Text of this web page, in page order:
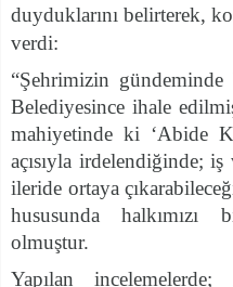
duyduklarını belirterek,
verdi:
“Şehrimizin
Belediyesince ihale
mahiyetinde ki ‘Abide
açısıyla irdelendiğinde;
ileride ortaya
hususunda halkımızı
olmuştur.
Yapılan